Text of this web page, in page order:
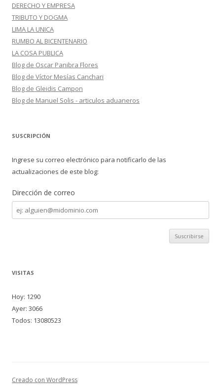
DERECHO Y EMPRESA
TRIBUTO Y DOGMA
LIMA LA UNICA
RUMBO AL BICENTENARIO
LA COSA PUBLICA
Blog de Oscar Panibra Flores
Blog de Víctor Mesías Canchari
Blog de Gleidis Campon
Blog de Manuel Solis - articulos aduaneros
SUSCRIPCIÓN
Ingrese su correo electrónico para notificarlo de las
actualizaciones de este blog:
Dirección de correo
Dirección
de
correo
VISITAS
Hoy: 1290
Ayer: 3066
Todos: 13080523
Creado con WordPress